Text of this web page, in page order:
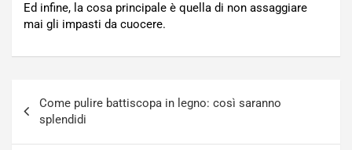
Ed infine, la cosa principale è quella di non assaggiare
mai gli impasti da cuocere.
articoli
Come pulire battiscopa in legno: così saranno
splendidi